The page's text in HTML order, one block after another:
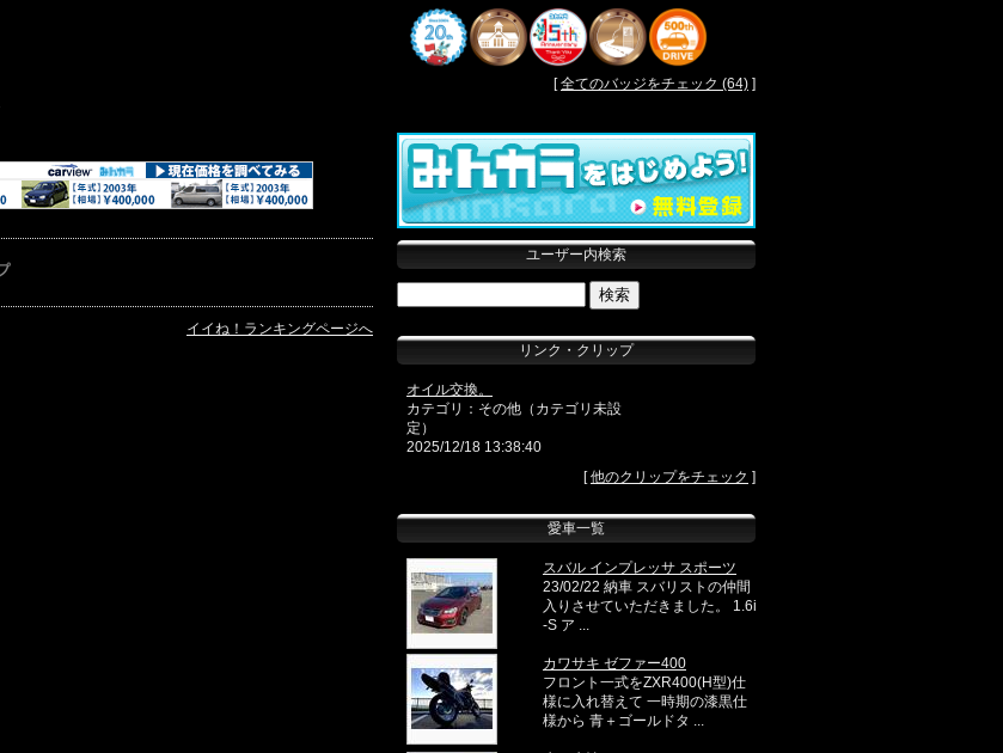
イイね！ランキングページへ
[全てのバッジをチェック (64) ]
ユーザー内検索
リンク・クリップ
オイル交換。
カテゴリ：その他（カテゴリ未設
定）
2025/12/18 13:38:40
[他のクリップをチェック ]
愛車一覧
スバル インプレッサ スポーツ
23/02/22 納車 スバリストの仲間
入りさせていただきました。 1.6i
-S ア ...
カワサキ ゼファー400
フロント一式をZXR400(H型)仕
様に入れ替えて 一時期の漆黒仕
様から 青＋ゴールドタ ...